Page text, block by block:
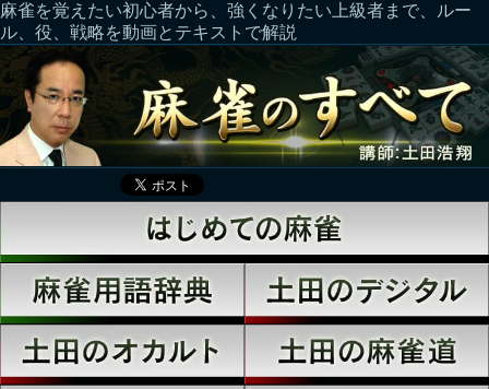
麻雀を覚えたい初心者から、強くなりたい上級者まで、ルー
ル、役、戦略を動画とテキストで解説